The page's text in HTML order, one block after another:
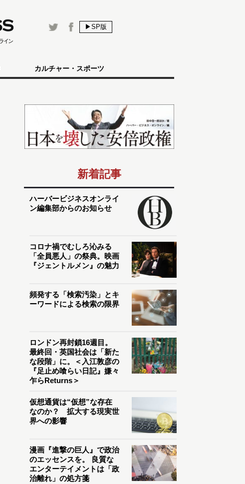
▶SP版
カルチャー・スポーツ
新着記事
ハーバービジネスオンライ
ン編集部からのお知らせ
コロナ禍でむしろ沁みる
「全員悪人」の祭典。映画
『ジェントルメン』の魅力
頻発する「検索汚染」とキ
ーワードによる検索の限界
ロンドン再封鎖16週目。
最終回・英国社会は「新た
な段階」に。＜入江敦彦の
『足止め喰らい日記』嫌々
乍らReturns＞
仮想通貨は“仮想”な存在
なのか？ 拡大する現実世
界への影響
漫画『進撃の巨人』で政治
のエッセンスを。 良質な
エンターテイメントは「政
治離れ」の処方箋